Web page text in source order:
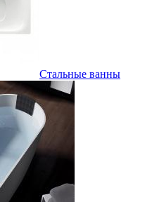
Стальные ванны